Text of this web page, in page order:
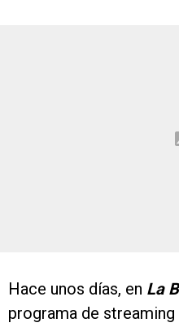
Hace unos días, en La
programa de streaming